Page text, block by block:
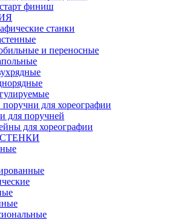
финиш
станки
и переносные
для хореографии
для поручней
для хореографии